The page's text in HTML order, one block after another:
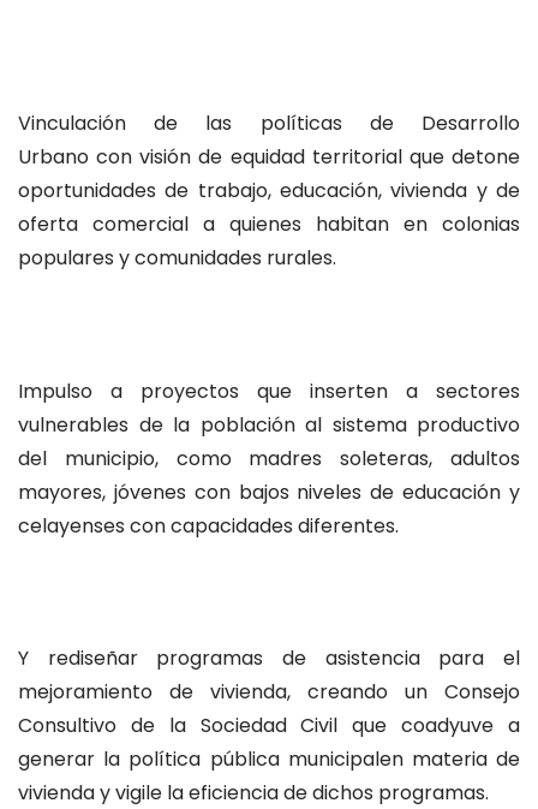
Vinculación de las políticas de Desarrollo
Urbano con visión de equidad territorial que detone
oportunidades de trabajo, educación, vivienda y de
oferta comercial a quienes habitan en colonias
populares y comunidades rurales.
Impulso a proyectos que inserten a sectores
vulnerables de la población al sistema productivo
del municipio, como madres soleteras, adultos
mayores, jóvenes con bajos niveles de educación y
celayenses con capacidades diferentes.
Y rediseñar programas de asistencia para el
mejoramiento de vivienda, creando un Consejo
Consultivo de la Sociedad Civil que coadyuve a
generar la política pública municipalen materia de
vivienda y vigile la eficiencia de dichos programas.